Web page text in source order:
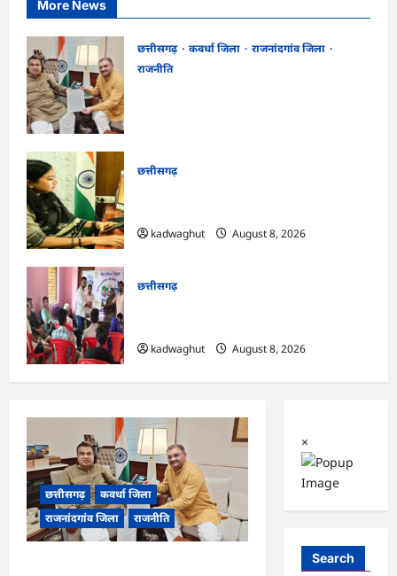
More News
छत्तीसगढ़ कवर्धा जिला
राजनांदगांव जिला
राजनीति
छत्तीसगढ़
kadwaghut
August 8, 2026
छत्तीसगढ़
kadwaghut
August 8, 2026
छत्तीसगढ़
कवर्धा जिला
राजनांदगांव जिला
राजनीति
×
Search